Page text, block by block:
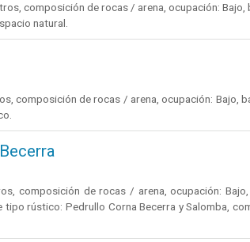
composición de rocas / arena, ocupación: Bajo,
natural.
composición de rocas / arena, ocupación: Bajo,
composición de rocas / arena, ocupación:
tipo rústico: Pedrullo Corna Becerra y Salomba,